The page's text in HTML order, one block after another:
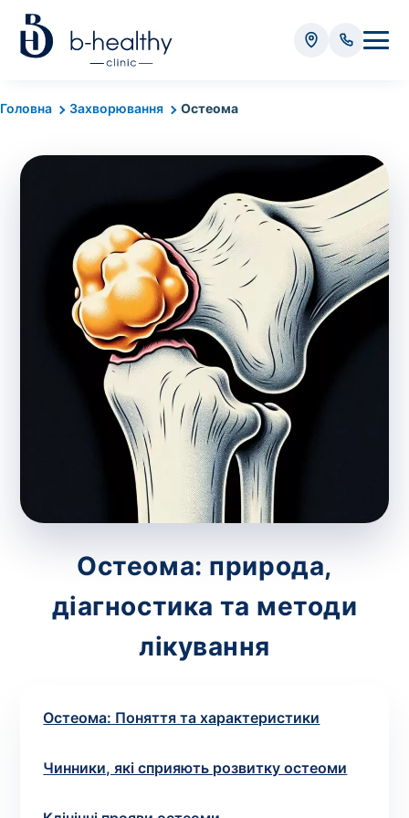
Головна Захворювання Остеома
Остеома: природа,
діагностика та методи
лікування
Остеома: Поняття та характеристики
Чинники, які сприяють розвитку остеоми
Аналізи
Вартість забору біоматеріалу (крім крові) - від
Всього: 0 грн
Попередній запис на дослідження не
потрібний. Виняток становлять мазки та
зіскрібки. Взяття біоматеріалу для них
виконує лікар – необхідийзапис до фахівця
Аналіз вдома
Номер телефону*